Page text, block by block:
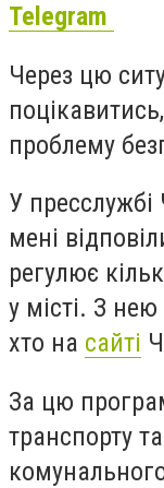
Telegram
Через цю
проблему
У пресслужбі
мені
регулює
у місті. З
хто на сайті
За цю
транспорту